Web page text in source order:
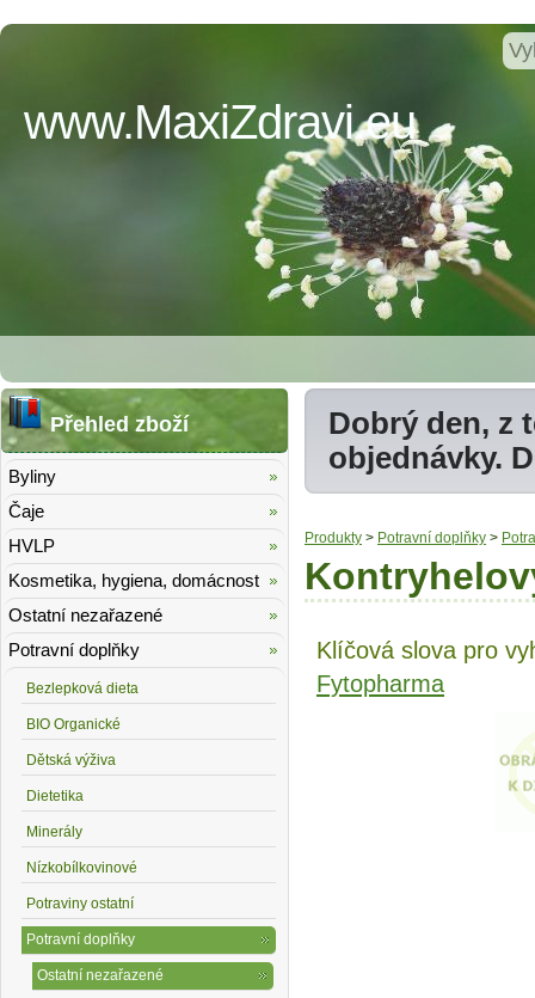
www.MaxiZdravi.eu
Dobrý den, z
objednávky.
Produkty > Potravní doplňky >
Klíčová slova pro
Fytopharma
Přehled zboží
Byliny
Čaje
HVLP
Kosmetika, hygiena, domácnost
Ostatní nezařazené
Potravní doplňky
Bezlepková dieta
BIO Organické
Dětská výživa
Dietetika
Minerály
Nízkobílkovinové
Potraviny ostatní
Potravní doplňky
Ostatní nezařazené